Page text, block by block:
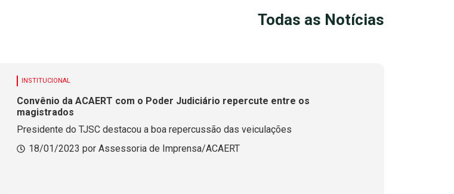
Todas as Notícias
INSTITUCIONAL
Convênio da ACAERT com o Poder Judiciário repercute entre os
magistrados
Presidente do TJSC destacou a boa repercussão das veiculações
18/01/2023 por Assessoria de Imprensa/ACAERT